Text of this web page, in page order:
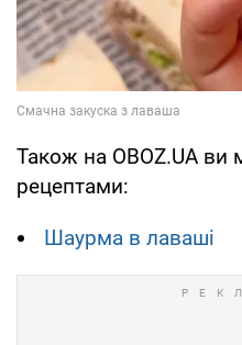
Також на OBOZ.UA ви
рецептами:
Шаурма в лаваші